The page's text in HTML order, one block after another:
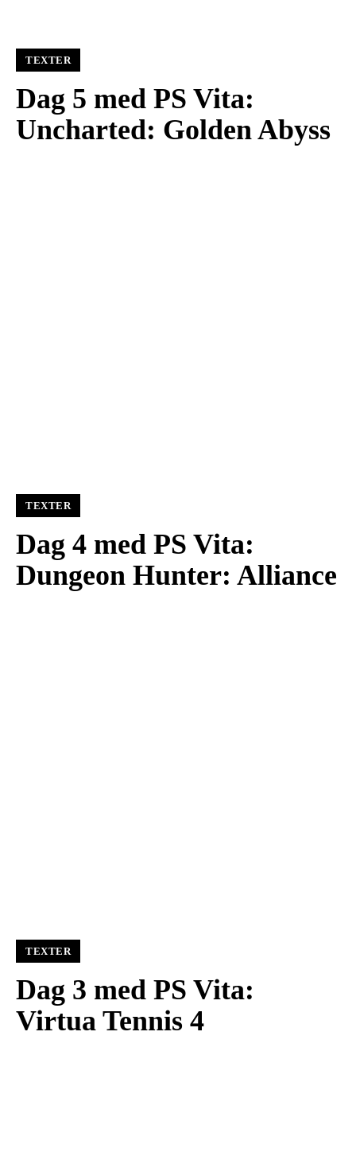
TEXTER
Dag 5 med PS Vita:
Uncharted: Golden Abyss
TEXTER
Dag 4 med PS Vita:
Dungeon Hunter: Alliance
TEXTER
Dag 3 med PS Vita:
Virtua Tennis 4